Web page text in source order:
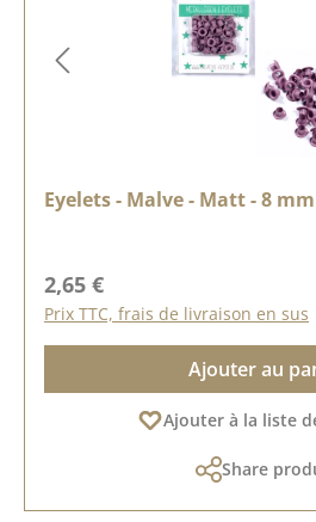
Eyelets - Malve - Matt - 8 mm
Prix régulier :
2,65 €
Prix TTC, frais de livraison en sus
Ajouter au
Ajouter à la liste
Share